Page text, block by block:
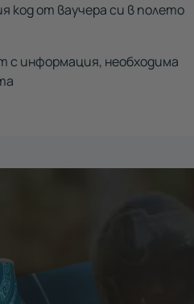
код от ваучера си в полето
с информация, необходима